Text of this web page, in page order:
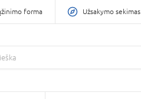
forma Užsakymo sekimas